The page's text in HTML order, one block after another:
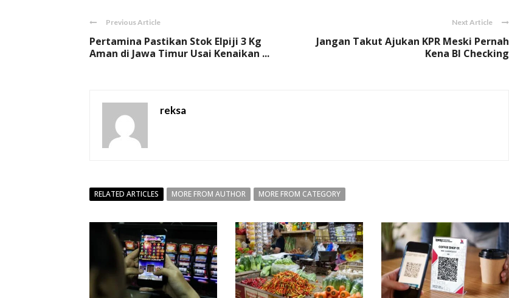
Previous Article
Pertamina Pastikan Stok Elpiji 3 Kg
Aman di Jawa Timur Usai Kenaikan ...
Next Article
Jangan Takut Ajukan KPR Meski Pernah
Kena BI Checking
reksa
RELATED ARTICLES MORE FROM AUTHOR MORE FROM CATEGORY